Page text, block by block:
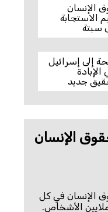
الإنسان
الاستجابة
سبتة
إلى إسرائيل
جديد
الإنسان
الإنسان في كل
الأشخاص.